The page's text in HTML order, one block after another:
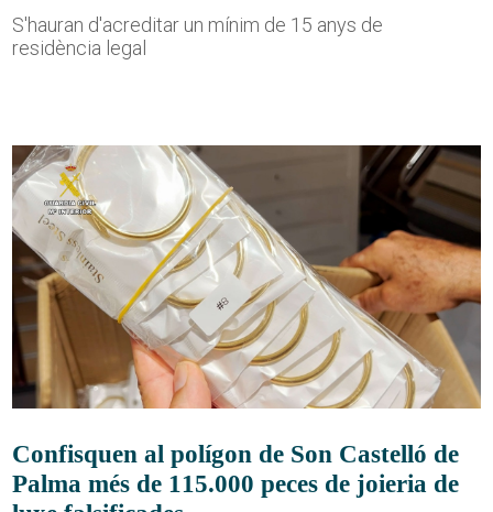
S'hauran d'acreditar un mínim de 15 anys de
residència legal
Confisquen al polígon de Son Castelló de
Palma més de 115.000 peces de joieria de